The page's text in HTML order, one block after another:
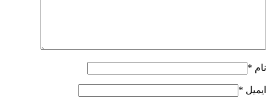
نام *
ایمیل *